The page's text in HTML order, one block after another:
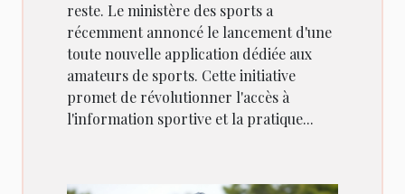
reste. Le ministère des sports a
récemment annoncé le lancement d'une
toute nouvelle application dédiée aux
amateurs de sports. Cette initiative
promet de révolutionner l'accès à
l'information sportive et la pratique...